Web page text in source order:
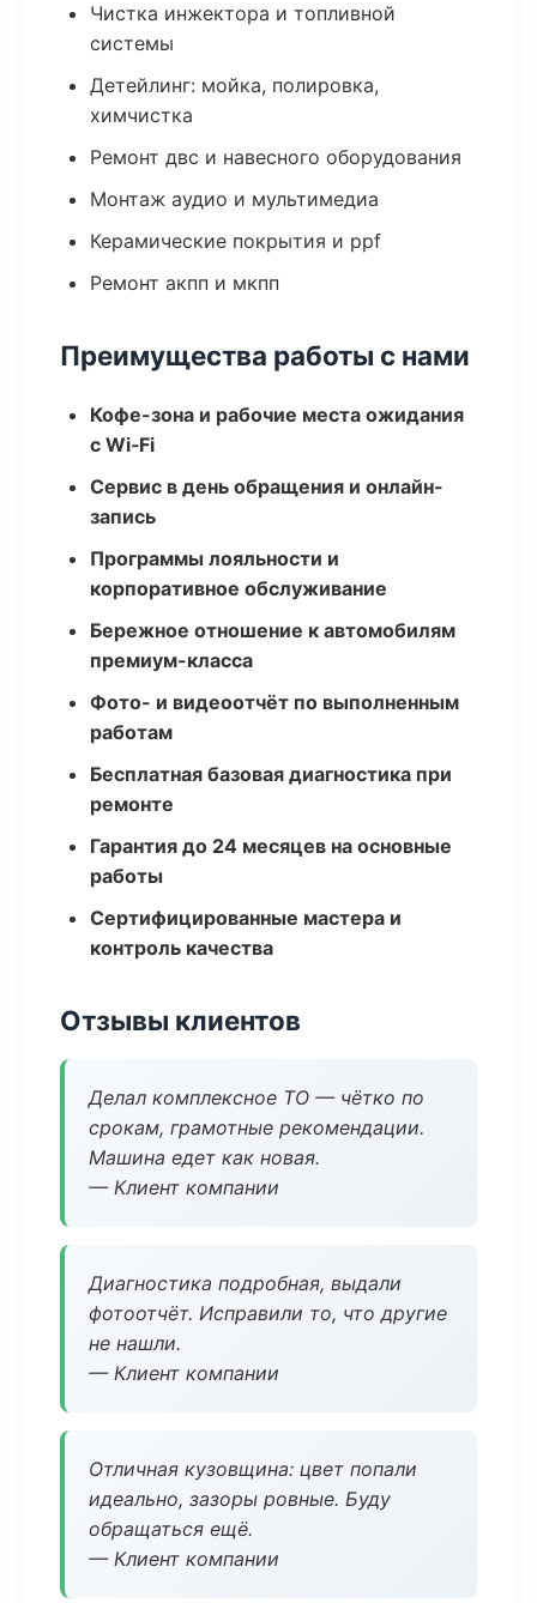
Чистка инжектора и топливной
системы
Детейлинг: мойка, полировка,
химчистка
Ремонт двс и навесного оборудования
Монтаж аудио и мультимедиа
Керамические покрытия и ppf
Ремонт акпп и мкпп
Преимущества работы с нами
Кофе-зона и рабочие места ожидания
с Wi‑Fi
Сервис в день обращения и онлайн-
запись
Программы лояльности и
корпоративное обслуживание
Бережное отношение к автомобилям
премиум-класса
Фото- и видеоотчёт по выполненным
работам
Бесплатная базовая диагностика при
ремонте
Гарантия до 24 месяцев на основные
работы
Сертифицированные мастера и
контроль качества
Отзывы клиентов
Делал комплексное ТО — чётко по
срокам, грамотные рекомендации.
Машина едет как новая.
— Клиент компании
Диагностика подробная, выдали
фотоотчёт. Исправили то, что другие
не нашли.
— Клиент компании
Отличная кузовщина: цвет попали
идеально, зазоры ровные. Буду
обращаться ещё.
— Клиент компании